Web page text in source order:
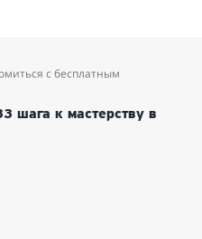
с бесплатным
шага к мастерству в